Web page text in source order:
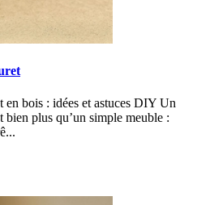
en bois : idées et astuces DIY Un
bien plus qu’un simple meuble :